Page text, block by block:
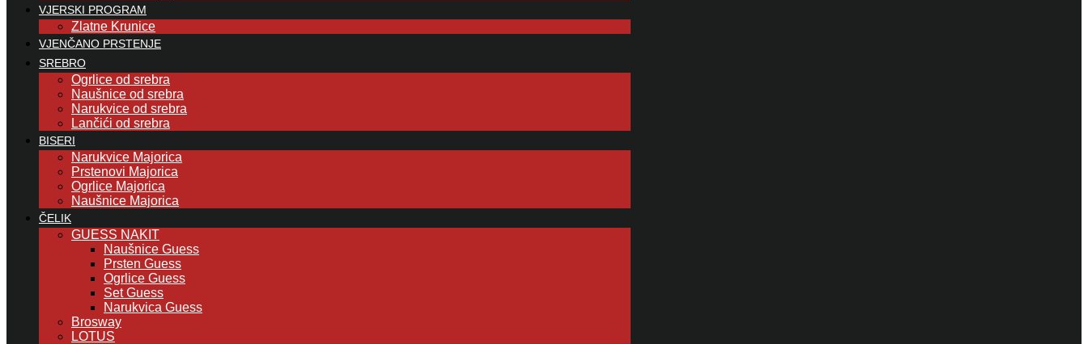
VJERSKI PROGRAM
Zlatne Krunice
VJENČANO PRSTENJE
SREBRO
Ogrlice od srebra
Naušnice od srebra
Narukvice od srebra
Lančići od srebra
BISERI
Narukvice Majorica
Prstenovi Majorica
Ogrlice Majorica
Naušnice Majorica
ČELIK
GUESS NAKIT
Naušnice Guess
Prsten Guess
Ogrlice Guess
Set Guess
Narukvica Guess
Brosway
LOTUS